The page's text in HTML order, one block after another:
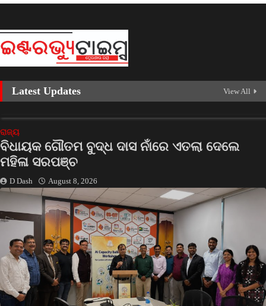
Latest Updates View All
ରାଜ୍ୟ
ବିଧାୟକ ଗୌତମ ବୁଦ୍ଧ ଦାସ ନାଁରେ ଏତଲା ଦେଲେ
ମହିଳା ସରପଞ୍ଚ
D Dash August 8, 2026